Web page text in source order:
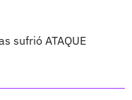
sufrió ATAQUE